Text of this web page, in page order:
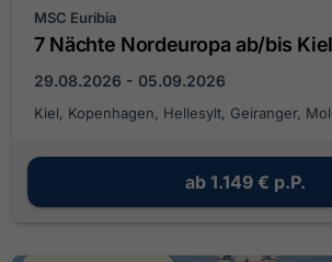
MSC Euribia
7 Nächte Nordeuropa ab/bis Kiel
29.08.2026 - 05.09.2026
Kiel, Kopenhagen, Hellesylt, Geiranger,
ab 1.149 € p.P.